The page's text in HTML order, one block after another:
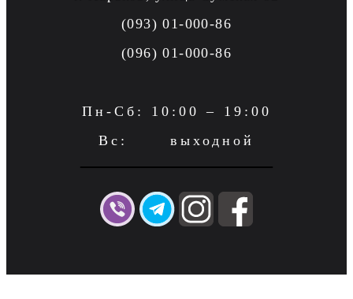
(093) 01-000-86
(096) 01-000-86
Пн-Сб: 10:00 – 19:00
Вс: выходной